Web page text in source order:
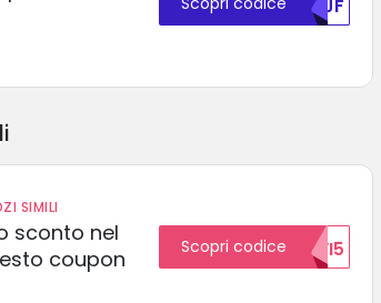
S1JF
SIMILI
sconto nel
coupon
Scopri codiceNUOVI5